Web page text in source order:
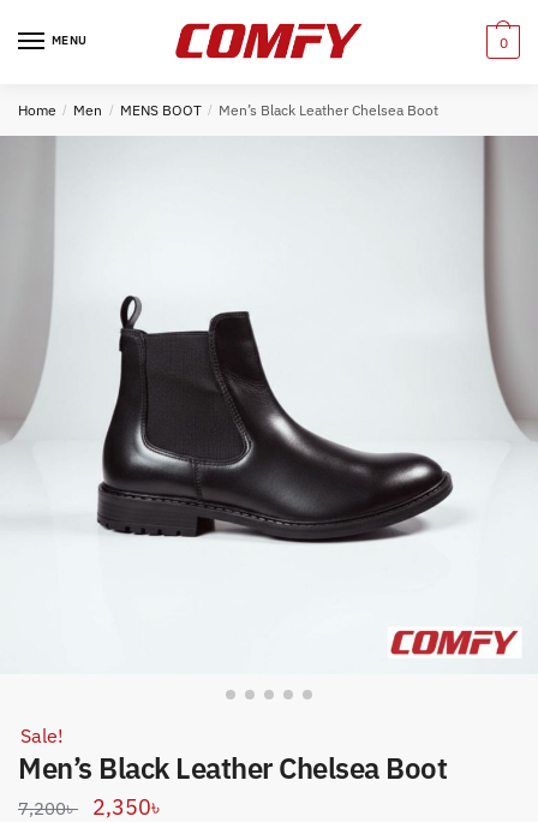
MENU 0
Home / Men / MENS BOOT / Men’s Black Leather Chelsea Boot
Sale!
Men’s Black Leather Chelsea Boot
7,200৳
Original
2,350৳